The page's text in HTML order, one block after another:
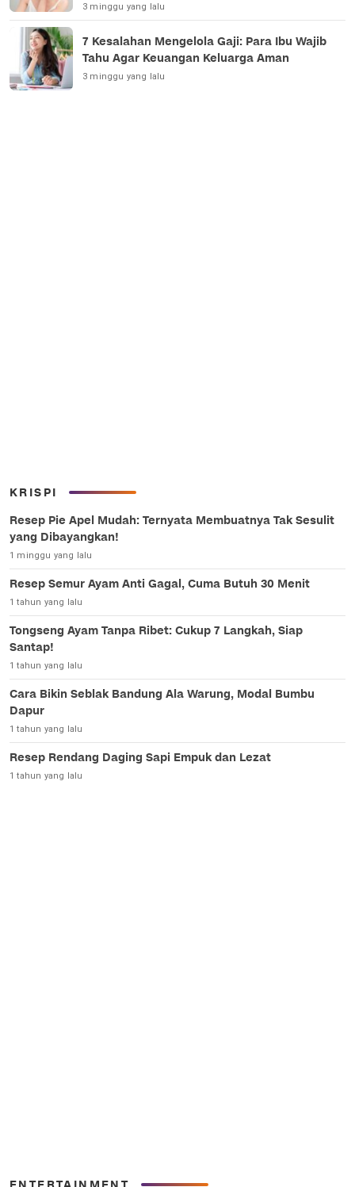
3 minggu yang lalu
7 Kesalahan Mengelola Gaji: Para Ibu Wajib
Tahu Agar Keuangan Keluarga Aman
3 minggu yang lalu
KRISPI
Resep Pie Apel Mudah: Ternyata Membuatnya Tak Sesulit
yang Dibayangkan!
1 minggu yang lalu
Resep Semur Ayam Anti Gagal, Cuma Butuh 30 Menit
1 tahun yang lalu
Tongseng Ayam Tanpa Ribet: Cukup 7 Langkah, Siap
Santap!
1 tahun yang lalu
Cara Bikin Seblak Bandung Ala Warung, Modal Bumbu
Dapur
1 tahun yang lalu
Resep Rendang Daging Sapi Empuk dan Lezat
1 tahun yang lalu